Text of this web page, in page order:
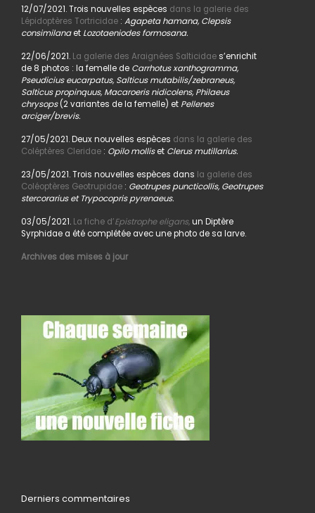
12/07/2021. Trois nouvelles espèces dans la galerie des
Lépidoptères Tortricidae: Agapeta hamana, Clepsis
consimilanaet Lozotaeniodes formosana.
22/06/2021. La galerie des Araignées Salticidaes’enrichit
de 8 photos : la femelle de Carrhotus xanthogramma,
Pseudicius eucarpatus, Salticus mutabilis/zebraneus,
Salticus propinquus, Macaroeris nidicolens, Philaeus
chrysops(2 variantes de la femelle) et Pellenes
arciger/brevis.
27/05/2021. Deux nouvelles espèces dans la galerie des
Coléptères Cleridae: Opilo molliset Clerus mutillarius.
23/05/2021. Trois nouvelles espèces dans la galerie des
Coléoptères Geotrupidae: Geotrupes puncticollis, Geotrupes
stercorarius et Trypocopris pyrenaeus.
03/05/2021. La fiche d’Epistrophe eligans,un Diptère
Syrphidae a été complétée avec une photo de sa larve.
Archives des mises à jour
Derniers commentaires